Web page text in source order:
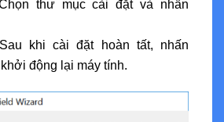
thư mục cài đặt và nhấn
khi cài đặt hoàn tất, nhấn
khởi động lại máy tính.